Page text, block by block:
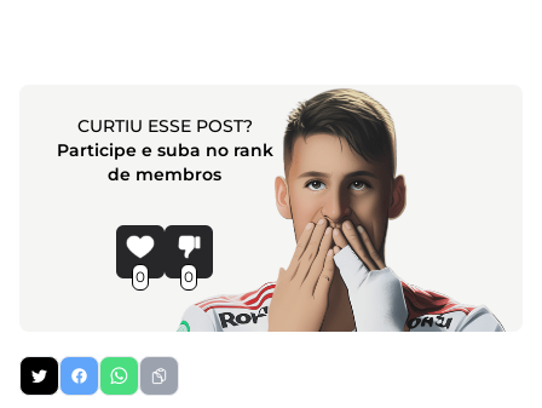
CURTIU ESSE POST?
Participe e suba no rank
de membros
0 0